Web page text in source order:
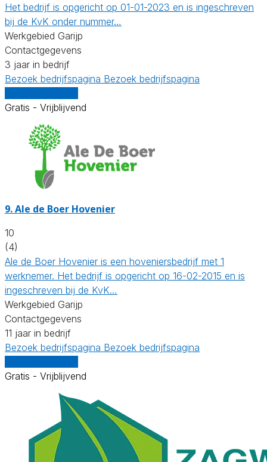
Het bedrijf is opgericht op 01-01-2023 en is ingeschreven
bij de KvK onder nummer…
Werkgebied Garijp
Contactgegevens
3 jaar in bedrijf
Bezoek bedrijfspagina Bezoek bedrijfspagina
Gratis - Vrijblijvend
9.Ale de Boer Hovenier
10
(4)
Ale de Boer Hovenier is een hoveniersbedrijf met 1
werknemer. Het bedrijf is opgericht op 16-02-2015 en is
ingeschreven bij de KvK…
Werkgebied Garijp
Contactgegevens
11 jaar in bedrijf
Bezoek bedrijfspagina Bezoek bedrijfspagina
Gratis - Vrijblijvend